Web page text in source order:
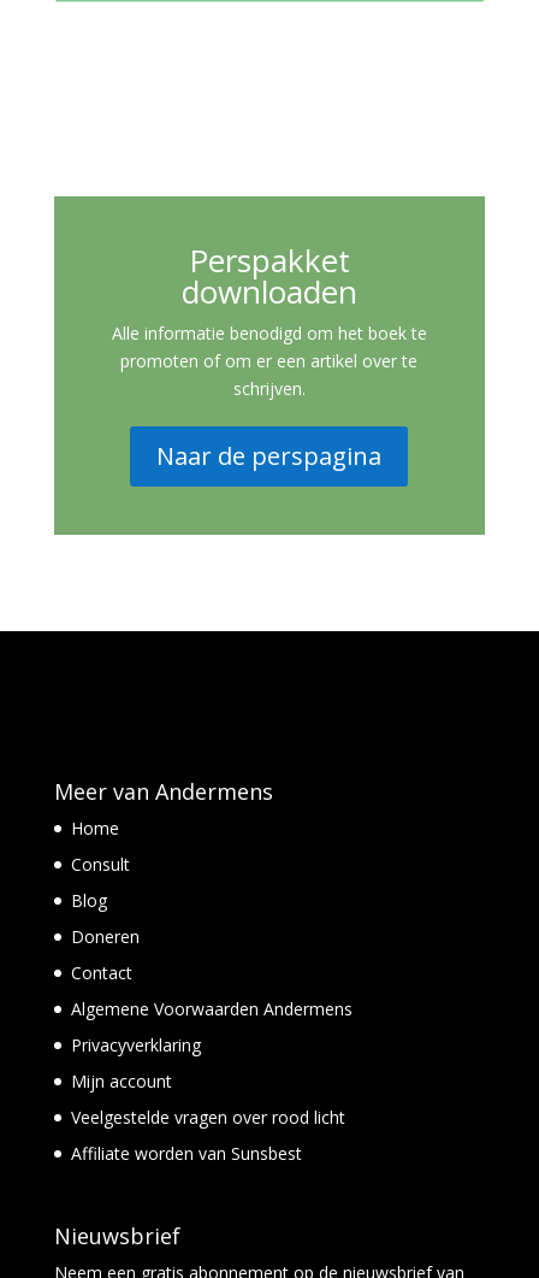
Perspakket
downloaden
Alle informatie benodigd om het boek te
promoten of om er een artikel over te
schrijven.
Naar de perspagina
Meer van Andermens
Home
Consult
Blog
Doneren
Contact
Algemene Voorwaarden Andermens
Privacyverklaring
Mijn account
Veelgestelde vragen over rood licht
Affiliate worden van Sunsbest
Nieuwsbrief
Neem een gratis abonnementop de nieuwsbrief van